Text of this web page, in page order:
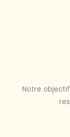
Notre